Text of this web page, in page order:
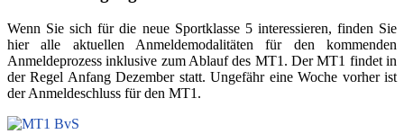
Wenn Sie sich für die neue Sportklasse 5 interessieren, finden Sie
hier alle aktuellen Anmeldemodalitäten für den kommenden
Anmeldeprozess inklusive zum Ablauf des MT1. Der MT1 findet in
der Regel Anfang Dezember statt. Ungefähr eine Woche vorher ist
der Anmeldeschluss für den MT1.